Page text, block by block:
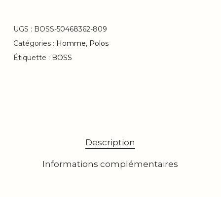
UGS : BOSS-50468362-809
Catégories : Homme, Polos
Étiquette : BOSS
Description
Informations complémentaires